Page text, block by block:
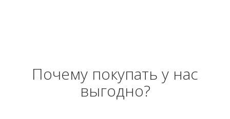
Почему покупать у нас
выгодно?